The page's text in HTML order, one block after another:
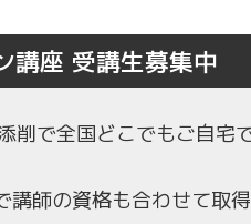
講座 受講生募集中
削で全国どこでもご自宅
講師の資格も合わせて取